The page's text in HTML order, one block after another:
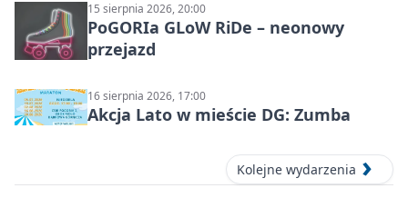
15 sierpnia 2026, 20:00
PoGORIa GLoW RiDe – neonowy
przejazd
16 sierpnia 2026, 17:00
Akcja Lato w mieście DG: Zumba
Kolejne wydarzenia